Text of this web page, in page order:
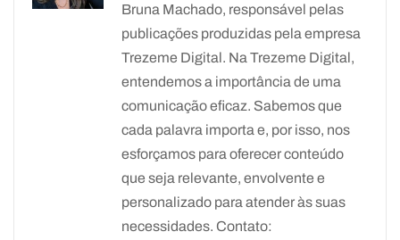
Bruna Machado, responsável pelas
publicações produzidas pela empresa
Trezeme Digital. Na Trezeme Digital,
entendemos a importância de uma
comunicação eficaz. Sabemos que
cada palavra importa e, por isso, nos
esforçamos para oferecer conteúdo
que seja relevante, envolvente e
personalizado para atender às suas
necessidades. Contato: